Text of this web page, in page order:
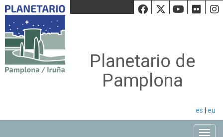
Facebook
Twiiter
Planetario de
Pamplona
es eu